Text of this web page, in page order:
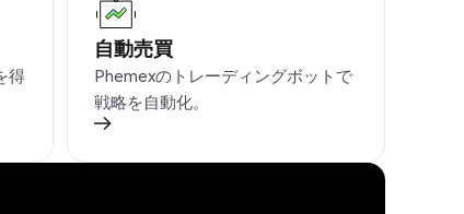
得
自動売買
Phemexのトレーディングボットで
戦略を自動化。